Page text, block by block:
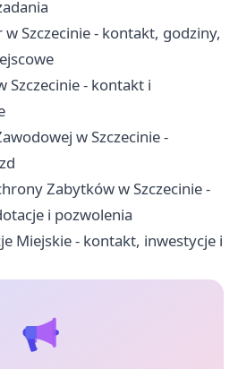
Szczecinie - kontakt, godziny,
Szczecinie - kontakt i
w Szczecinie -
Zabytków w Szczecinie -
i pozwolenia
Miejskie - kontakt, inwestycje i